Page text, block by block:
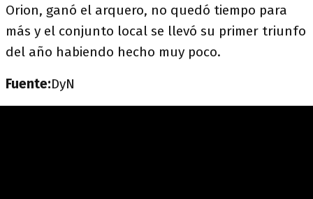
Orion, ganó el arquero, no quedó tiempo para
más y el conjunto local se llevó su primer triunfo
del año habiendo hecho muy poco.
Fuente:DyN